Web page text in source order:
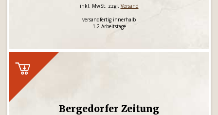
inkl. MwSt. zzgl. Versand
versandfertig innerhalb
1-2 Arbeitstage
Bergedorfer Zeitung